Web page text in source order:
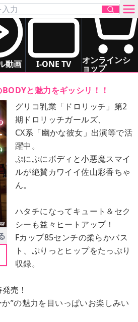
動画 I-ONE TV オンラインシ
ョップ
お問い合わせ
メニュー
BODYと魅力をギッシリ！！
グリコ乳業「ドロリッチ」第2
期ドロリッチガールズ、
CX系「幽かな彼女」出演等で活
躍中。
ぷにぷにボディと小悪魔スマイ
ルが絶賛カワイイ佐山彩香ちゃ
ん。
ハタチになってキュート＆セク
シーも益々ヒートアップ！
Fカップ85センチの柔らかバス
ト、ぷりっとヒップをたっぷり
収録。
売！
”の魅力を目いっぱいお楽しみい